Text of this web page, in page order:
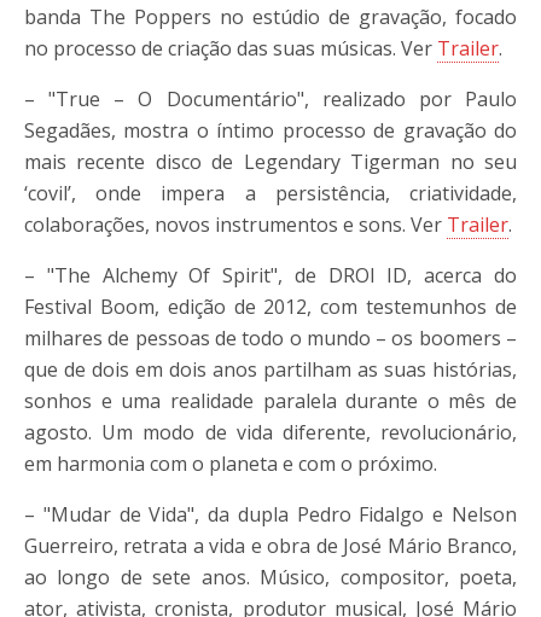
banda The Poppers no estúdio de gravação, focado
no processo de criação das suas músicas. Ver Trailer.
– "True – O Documentário", realizado por Paulo
Segadães, mostra o íntimo processo de gravação do
mais recente disco de Legendary Tigerman no seu
‘covil’, onde impera a persistência, criatividade,
colaborações, novos instrumentos e sons. Ver Trailer.
– "The Alchemy Of Spirit", de DROI ID, acerca do
Festival Boom, edição de 2012, com testemunhos de
milhares de pessoas de todo o mundo – os boomers –
que de dois em dois anos partilham as suas histórias,
sonhos e uma realidade paralela durante o mês de
agosto. Um modo de vida diferente, revolucionário,
em harmonia com o planeta e com o próximo.
– "Mudar de Vida", da dupla Pedro Fidalgo e Nelson
Guerreiro, retrata a vida e obra de José Mário Branco,
ao longo de sete anos. Músico, compositor, poeta,
ator, ativista, cronista, produtor musical, José Mário